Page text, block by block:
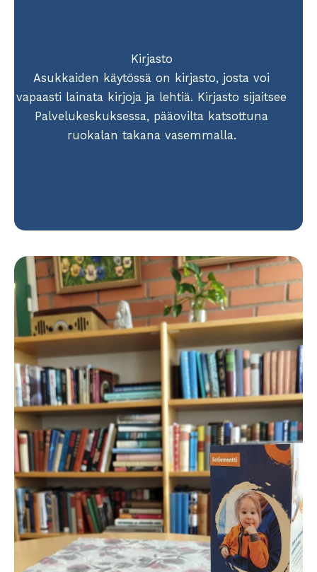
Kirjasto
Asukkaiden käytössä on kirjasto, josta voi
vapaasti lainata kirjoja ja lehtiä. Kirjasto sijaitsee
Palvelukeskuksessa, pääovilta katsottuna
ruokalan takana vasemmalla.